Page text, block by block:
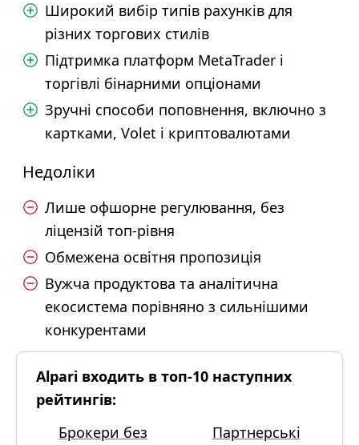
Широкий вибір типів рахунків для
різних торгових стилів
Підтримка платформ MetaTrader і
торгівлі бінарними опціонами
Зручні способи поповнення, включно з
картками, Volet і криптовалютами
Недоліки
Лише офшорне регулювання, без
ліцензій топ-рівня
Обмежена освітня пропозиція
Вужча продуктова та аналітична
екосистема порівняно з сильнішими
конкурентами
Alpari входить в топ-10 наступних
рейтингів:
Брокери без
Партнерські